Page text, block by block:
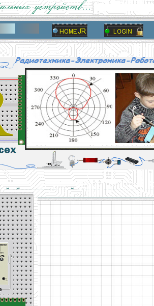
образовательный ресурс для юных и
учебные материалы и опыт